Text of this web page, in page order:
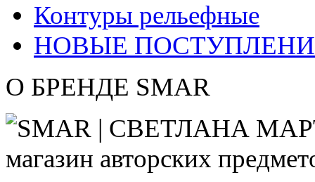
Контуры рельефные
НОВЫЕ
О БРЕНДЕ SMAR